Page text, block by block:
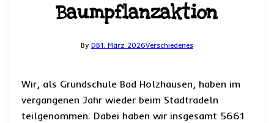
Baumpflanzaktion
By DB1. März 2026Verschiedenes
Wir, als Grundschule Bad Holzhausen, haben im
vergangenen Jahr wieder beim Stadtradeln
teilgenommen. Dabei haben wir insgesamt 5661